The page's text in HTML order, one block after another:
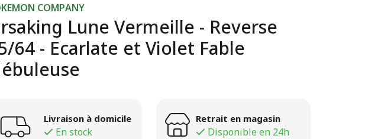
Lune Vermeille - Reverse
64 - Ecarlate et Violet Fable
COMPANY
Livraison à domicile
En stock
Retrait en magasin
Disponible en 24h